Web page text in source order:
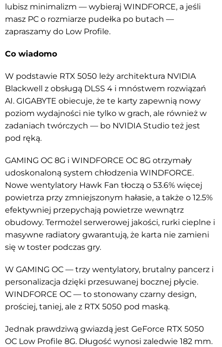
lubisz minimalizm — wybieraj WINDFORCE, a jeśli
masz PC o rozmiarze pudełka po butach —
zapraszamy do Low Profile.
Co wiadomo
W podstawie RTX 5050 leży architektura NVIDIA
Blackwell z obsługą DLSS 4 i mnóstwem rozwiązań
AI. GIGABYTE obiecuje, że te karty zapewnią nowy
poziom wydajności nie tylko w grach, ale również w
zadaniach twórczych — bo NVIDIA Studio też jest
pod ręką.
GAMING OC 8G i WINDFORCE OC 8G otrzymały
udoskonaloną system chłodzenia WINDFORCE.
Nowe wentylatory Hawk Fan tłoczą o 53.6% więcej
powietrza przy zmniejszonym hałasie, a także o 12.5%
efektywniej przepychają powietrze wewnątrz
obudowy. Termożel serwerowej jakości, rurki cieplne i
masywne radiatory gwarantują, że karta nie zamieni
się w toster podczas gry.
W GAMING OC — trzy wentylatory, brutalny pancerz i
personalizacja dzięki przesuwanej bocznej płycie.
WINDFORCE OC — to stonowany czarny design,
prościej, taniej, ale z RTX 5050 pod maską.
Jednak prawdziwą gwiazdą jest GeForce RTX 5050
OC Low Profile 8G. Długość wynosi zaledwie 182 mm.